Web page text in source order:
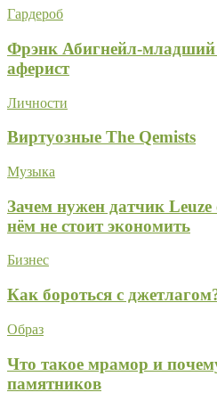
Гардероб
Фрэнк Абигнейл-
аферист
Личности
Виртуозные The Qemists
Музыка
Зачем нужен датчик
нём не стоит экономить
Бизнес
Как бороться с
Образ
Что такое мрамор и
памятников